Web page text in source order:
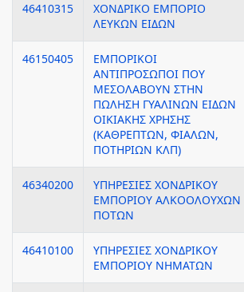
46410315
ΧΟΝΔΡΙΚΟ ΕΜΠΟΡΙΟ
ΛΕΥΚΩΝ ΕΙΔΩΝ
46150405
ΕΜΠΟΡΙΚΟΙ
ΑΝΤΙΠΡΟΣΩΠΟΙ ΠΟΥ
ΜΕΣΟΛΑΒΟΥΝ ΣΤΗΝ
ΠΩΛΗΣΗ ΓΥΑΛΙΝΩΝ ΕΙΔΩΝ
ΟΙΚΙΑΚΗΣ ΧΡΗΣΗΣ
(ΚΑΘΡΕΠΤΩΝ, ΦΙΑΛΩΝ,
ΠΟΤΗΡΙΩΝ ΚΛΠ)
46340200
ΥΠΗΡΕΣΙΕΣ ΧΟΝΔΡΙΚΟΥ
ΕΜΠΟΡΙΟΥ ΑΛΚΟΟΛΟΥΧΩΝ
ΠΟΤΩΝ
46410100
ΥΠΗΡΕΣΙΕΣ ΧΟΝΔΡΙΚΟΥ
ΕΜΠΟΡΙΟΥ ΝΗΜΑΤΩΝ